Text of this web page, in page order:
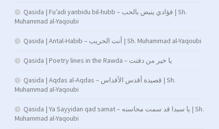
Qasida | Fu’adi yanbidu bil-hubb – فؤادي ينبض بالحب | Sh.
Muhammad al-Yaqoubi
Qasida | Antal-Habib – أنت الحريب | Sh. Muhammad al-Yaqoubi
Qasida | Poetry lines in the Rawda – يا خير من دفنت
Qasida | Aqdas al-Aqdas – قصيدة أقدس الأقداس | Sh.
Muhammad al-Yaqoubi
Qasida | Ya Sayyidan qad samat – يا سيدا قد سمت محاسنه | Sh.
Muhammad al-Yaqoubi